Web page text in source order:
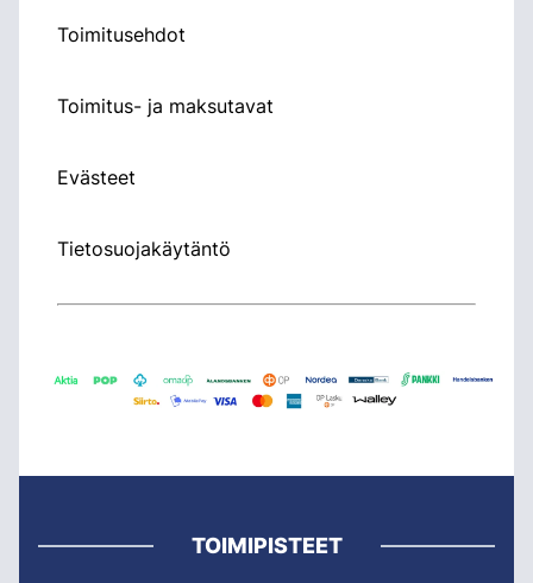
Toimitusehdot
Toimitus- ja maksutavat
Evästeet
Tietosuojakäytäntö
TOIMIPISTEET